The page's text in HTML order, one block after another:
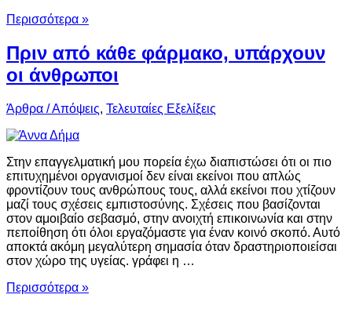
Περισσότερα »
Πριν από κάθε φάρμακο, υπάρχουν
οι άνθρωποι
Άρθρα / Απόψεις, Τελευταίες Εξελίξεις
Στην επαγγελματική μου πορεία έχω διαπιστώσει ότι οι πιο
επιτυχημένοι οργανισμοί δεν είναι εκείνοι που απλώς
φροντίζουν τους ανθρώπους τους, αλλά εκείνοι που χτίζουν
μαζί τους σχέσεις εμπιστοσύνης. Σχέσεις που βασίζονται
στον αμοιβαίο σεβασμό, στην ανοιχτή επικοινωνία και στην
πεποίθηση ότι όλοι εργαζόμαστε για έναν κοινό σκοπό. Αυτό
αποκτά ακόμη μεγαλύτερη σημασία όταν δραστηριοποιείσαι
στον χώρο της υγείας. γράφει η …
Περισσότερα »